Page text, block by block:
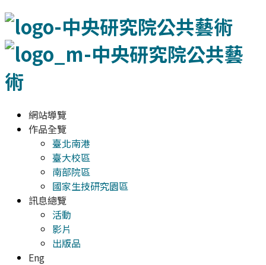
網站導覽
作品全覽
臺北南港
臺大校區
南部院區
國家生技研究園區
訊息總覽
活動
影片
出版品
Eng